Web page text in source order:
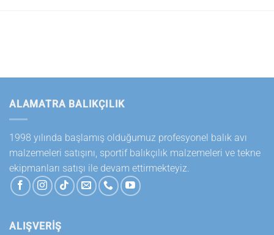
ALAMATRA BALIKÇILIK
1998 yılında başlamış olduğumuz profesyonel balık avı
malzemeleri satışını, sportif balıkçılık malzemeleri ve tekne
ekipmanları satışı ile devam ettirmekteyiz.
ALIŞVERİŞ